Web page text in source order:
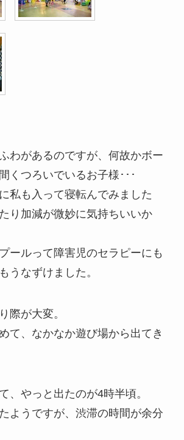
わがあるのですが、何故かボー
くつろいでいるお子様･･･
私も入って寝転んでみました
り加減が微妙に気持ちいいか
ールって障害児のセラピーにも
うなずけました。
際が大変。
て、なかなか遊び場から出てき
、やっと出たのが4時半頃。
ようですが、渋滞の時間が余分